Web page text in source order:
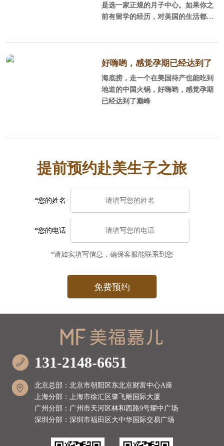
是选一家正规的月子中心。如果你之
前有留学的经历，对美国的生活都还
公停止工作，陪产的性价比不如找个
月子中心。一般对美国不太熟悉，或
者只是游玩过，同行的人也都不会外
语或者没有国外生活经历，建议订月
好嗨哟，感觉孕期已经达到了
巅峰
海底捞，走一个在美国待产也能吃到
地道的中国火锅，好嗨哟，感觉孕期
已经达到了巅峰
提前预约赴美生子之旅
*您的姓名
*您的电话
*请如实填写信息，确保客服能联系到您
131-2148-6651
北京总部：北京市朝阳区东北京财富中心A座
上海分部：上海市徐汇区肇飞雕国际大厦
广州分部：广州市天河区林和西路9号耀中广场
深圳分部：深圳市福田区大中华国际交易广场